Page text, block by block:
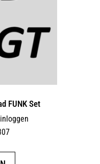
FUNK Set